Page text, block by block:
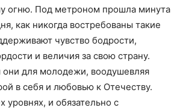
огню. Под метроном прошла минута
как никогда востребованы такие
чувство бодрости,
и величия за свою страну.
для молодежи, воодушевляя
в себя и любовью к Отечеству.
уровнях, и обязательно с